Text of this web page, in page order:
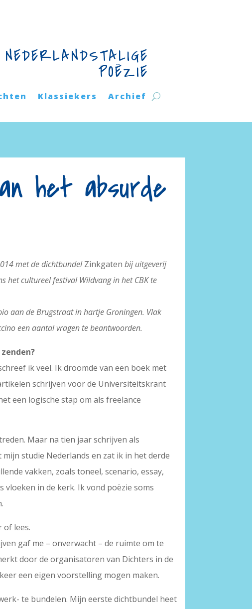
POËZIE
Klassiekers Archief
het absurde
met de dichtbundelZinkgaten bij uitgeverij
het cultureel festival Wildvang in het CBK te
aan de Brugstraat in hartje Groningen. Vlak
een aantal vragen te beantwoorden.
ik veel. Ik droomde van een boek met
schrijven voor de Universiteitskrant
een logische stap om als freelance
Maar na tien jaar schrijven als
studie Nederlands en zat ik in het derde
vakken, zoals toneel, scenario, essay,
in de kerk. Ik vond poëzie soms
of lees.
gaf me – onverwacht – de ruimte om te
door de organisatoren van Dichters in de
een eigen voorstelling mogen maken.
te bundelen. Mijn eerste dichtbundel heet